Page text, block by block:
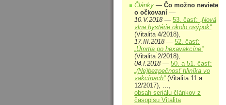
Články — Čo možno neviete
o očkovaní —
10.V.2018 — 53. časť: „Nová
vlna hystérie okolo osýpok“
(Vitalita 4/2018),
17.III.2018 — 52. časť:
„Úmrtia po hexavakcíne“
(Vitalita 2/2018),
04.I.2018 — 50. a 51. časť:
„(Ne)bezpečnosť hliníka vo
vakcínach“(Vitalita 11 a
12/2017), …,
obsah seriálu článkov z
časopisu Vitalita